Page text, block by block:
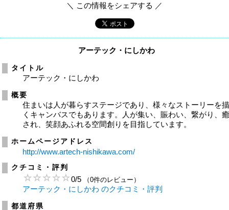
＼ この情報をシェアする ／
アーテック・にしかわ
タイトル
アーテック・にしかわ
概要
住まいは人が暮らすステージであり、様々なストーリーを
くキャンバスでもあります。人が集い、賑わい、繋がり、
され、笑顔あふれる空間創りを目指しています。
ホームページアドレス
http://www.artech-nishikawa.com/
クチコミ・評判
0/5 （0件のレビュー）
アーテック・にしかわ のクチコミ・評判
都道府県